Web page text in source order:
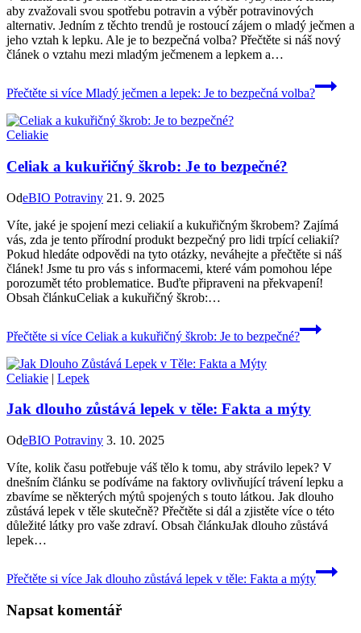
aby zvažovali⁣ svou spotřebu potravin a ⁤výběr potravinových‌
alternativ.⁤ Jedním‍ z ‌těchto⁣ trendů je ​rostoucí zájem⁣ o ‍mladý ječmen a
jeho⁣ vztah k lepku. Ale je to bezpečná volba?‌ Přečtěte si náš nový
článek o ⁢vztahu mezi ​mladým ječmenem a lepkem a…
Přečtěte si více Mladý ječmen a lepek: Je to bezpečná volba?
Celiakie
Celiak a kukuřičný škrob: Je to bezpečné?
OdeBIO Potraviny 21. 9. 2025
Víte, jaké je spojení mezi celiakií a kukuřičným škrobem? Zajímá
vás, zda je tento přírodní produkt bezpečný pro lidi trpící celiakií?
Pokud hledáte odpovědi na tyto otázky, neváhejte a přečtěte si náš
článek! Jsme tu pro vás s informacemi, které vám pomohou lépe
porozumět této problematice. Buďte připraveni na překvapení!
Obsah článkuCeliak a kukuřičný škrob:…
Přečtěte si více Celiak a kukuřičný škrob: Je to bezpečné?
Celiakie | Lepek
Jak dlouho zůstává lepek v těle: Fakta a mýty
OdeBIO Potraviny 3. 10. 2025
Víte, kolik času potřebuje váš tělo k tomu, aby strávilo lepek? V
dnešním článku se podíváme na faktory ovlivňující trávení lepku a
zbavíme se některých mýtů spojených s touto látkou. Jak dlouho
zůstává lepek v těle skutečně? Přečtěte si dál a zjistěte více o této
důležité látky pro vaše zdraví. Obsah článkuJak dlouho zůstává
lepek…
Přečtěte si více Jak dlouho zůstává lepek v těle: Fakta a mýty
Napsat komentář